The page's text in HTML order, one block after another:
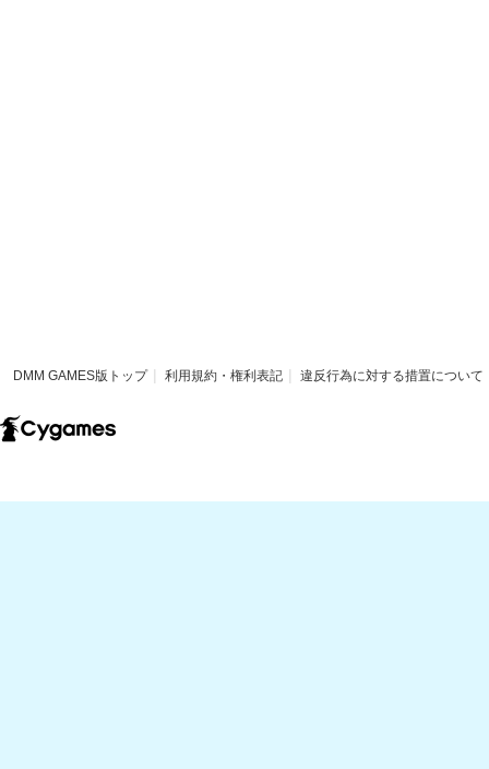
DMM GAMES版トップ 利用規約・権利表記 違反行為に対する措置について